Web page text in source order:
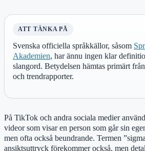
ATT TÄNKA PÅ
Svenska officiella språkkällor, såsom
Akademien, har ännu ingen klar
slangord. Betydelsen hämtas primärt
och trendrapporter.
På TikTok och andra sociala medier
videor som visar en person som går sin
men ofta också beundrande. Termen
ansiktsuttryck förekommer också, men